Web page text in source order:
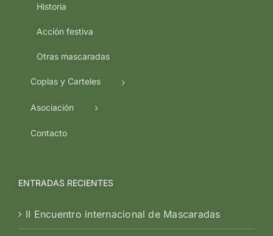
Historia
Acción festiva
Otras mascaradas
Coplas y Carteles
Asociación
Contacto
ENTRADAS RECIENTES
II Encuentro internacional de Mascaradas